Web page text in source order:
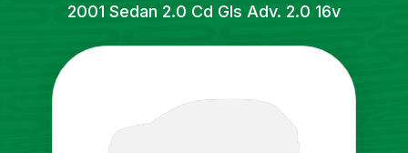
2001 Sedan 2.0 Cd Gls Adv. 2.0 16v